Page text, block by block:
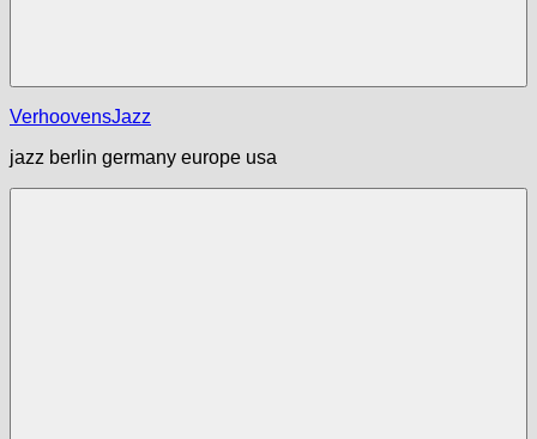
VerhoovensJazz
jazz berlin germany europe usa